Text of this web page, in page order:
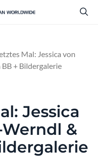
Mal: Jessica von
+ Bildergalerie
Jessica
&